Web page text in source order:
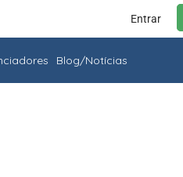
Entrar
Blog/Notícias